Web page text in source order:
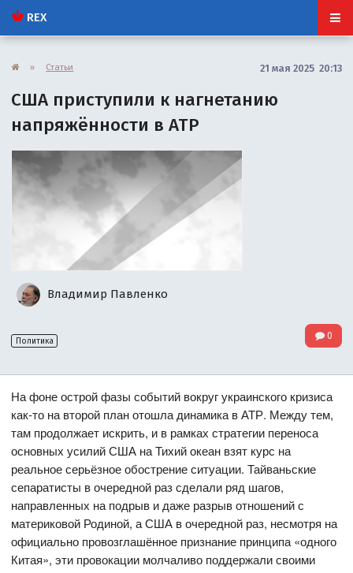
REX
» Статьи 21 мая 2025 20:13
США приступили к нагнетанию
напряжённости в АТР
Владимир Павленко
Политика 0
На фоне острой фазы событий вокруг украинского кризиса
как-то на второй план отошла динамика в АТР. Между тем,
там продолжает искрить, и в рамках стратегии переноса
основных усилий США на Тихий океан взят курс на
реальное серьёзное обострение ситуации. Тайваньские
сепаратисты в очередной раз сделали ряд шагов,
направленных на подрыв и даже разрыв отношений с
материковой Родиной, а США в очередной раз, несмотря на
официально провозглашённое признание принципа «одного
Китая», эти провокации молчаливо поддержали своими